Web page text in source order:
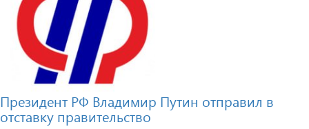
Президент РФ Владимир Путин отправил в
отставку правительство